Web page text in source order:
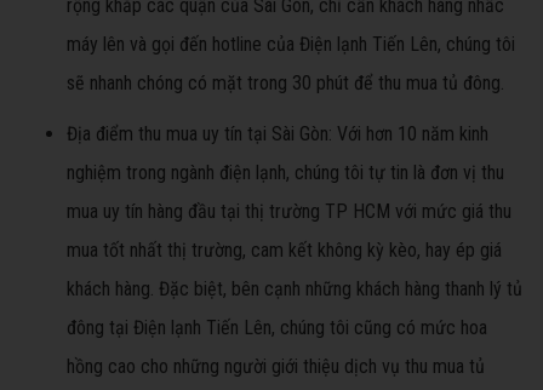
rộng khắp các quận của Sài Gòn, chỉ cần khách hàng nhấc
máy lên và gọi đến hotline của Điện lạnh Tiến Lên, chúng tôi
sẽ nhanh chóng có mặt trong 30 phút để thu mua tủ đông.
Địa điểm thu mua uy tín tại Sài Gòn: Với hơn 10 năm kinh
nghiệm trong ngành điện lạnh, chúng tôi tự tin là đơn vị thu
mua uy tín hàng đầu tại thị trường TP HCM với mức giá thu
mua tốt nhất thị trường, cam kết không kỳ kèo, hay ép giá
khách hàng. Đặc biệt, bên cạnh những khách hàng thanh lý tủ
đông tại Điện lạnh Tiến Lên, chúng tôi cũng có mức hoa
hồng cao cho những người giới thiệu dịch vụ thu mua tủ